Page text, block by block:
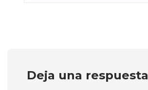
Deja una respuesta